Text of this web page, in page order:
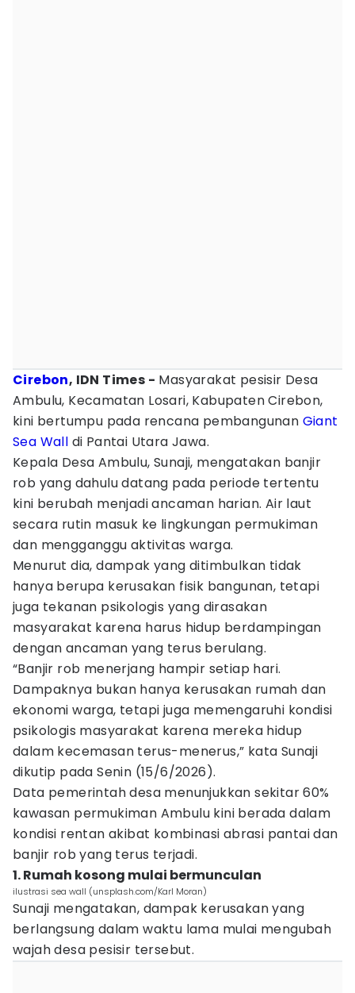
Cirebon, IDN Times - Masyarakat pesisir Desa
Ambulu, Kecamatan Losari, Kabupaten Cirebon,
kini bertumpu pada rencana pembangunan Giant
Sea Wall di Pantai Utara Jawa.
Kepala Desa Ambulu, Sunaji, mengatakan banjir
rob yang dahulu datang pada periode tertentu
kini berubah menjadi ancaman harian. Air laut
secara rutin masuk ke lingkungan permukiman
dan mengganggu aktivitas warga.
Menurut dia, dampak yang ditimbulkan tidak
hanya berupa kerusakan fisik bangunan, tetapi
juga tekanan psikologis yang dirasakan
masyarakat karena harus hidup berdampingan
dengan ancaman yang terus berulang.
“Banjir rob menerjang hampir setiap hari.
Dampaknya bukan hanya kerusakan rumah dan
ekonomi warga, tetapi juga memengaruhi kondisi
psikologis masyarakat karena mereka hidup
dalam kecemasan terus-menerus,” kata Sunaji
dikutip pada Senin (15/6/2026).
Data pemerintah desa menunjukkan sekitar 60%
kawasan permukiman Ambulu kini berada dalam
kondisi rentan akibat kombinasi abrasi pantai dan
banjir rob yang terus terjadi.
1. Rumah kosong mulai bermunculan
ilustrasi sea wall (unsplash.com/Karl Moran)
Sunaji mengatakan, dampak kerusakan yang
berlangsung dalam waktu lama mulai mengubah
wajah desa pesisir tersebut.